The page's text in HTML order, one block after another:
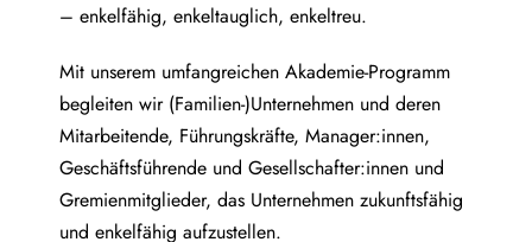
– enkelfähig, enkeltauglich, enkeltreu.
Mit unserem umfangreichen Akademie-Programm
begleiten wir (Familien-)Unternehmen und deren
Mitarbeitende, Führungskräfte, Manager:innen,
Geschäftsführende und Gesellschafter:innen und
Gremienmitglieder, das Unternehmen zukunftsfähig
und enkelfähig aufzustellen.